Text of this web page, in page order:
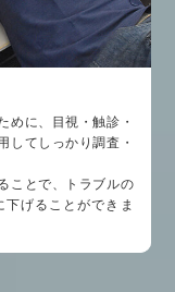
めに、目視・触診・
してしっかり調査・
ことで、トラブルの
げることができま